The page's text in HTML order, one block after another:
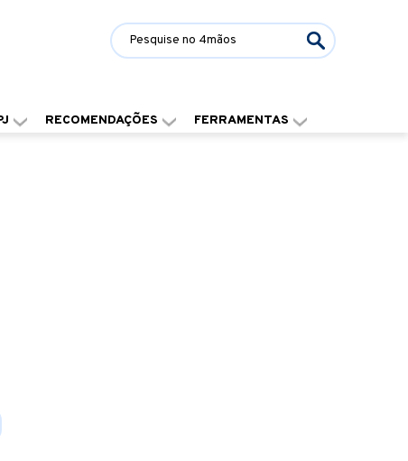
RECOMENDAÇÕES FERRAMENTAS